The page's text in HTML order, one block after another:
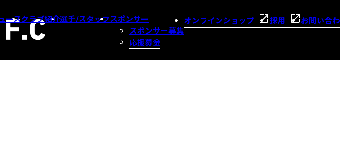
ースクラブ紹介選手/スタッフスポンサー
スポンサー募集
応援募金
オンラインショップ 採用 お問い合